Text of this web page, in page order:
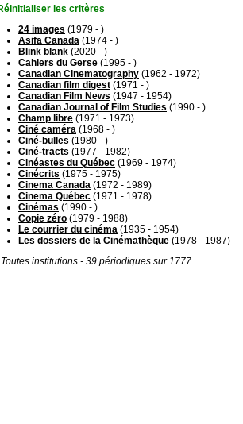
les critères
24 images (1979 - )
Asifa Canada (1974 - )
Blink blank (2020 - )
Cahiers du Gerse (1995 - )
Canadian Cinematography (1962 - 1972)
Canadian film digest (1971 - )
Canadian Film News (1947 - 1954)
Canadian Journal of Film Studies (1990 - )
Champ libre (1971 - 1973)
Ciné caméra (1968 - )
Ciné-bulles (1980 - )
Ciné-tracts (1977 - 1982)
Cinéastes du Québec (1969 - 1974)
Cinécrits (1975 - 1975)
Cinema Canada (1972 - 1989)
Cinema Québec (1971 - 1978)
Cinémas (1990 - )
Copie zéro (1979 - 1988)
Le courrier du cinéma (1935 - 1954)
Les dossiers de la Cinémathèque (1978 - 1987)
Toutes institutions - 39 périodiques sur 1777